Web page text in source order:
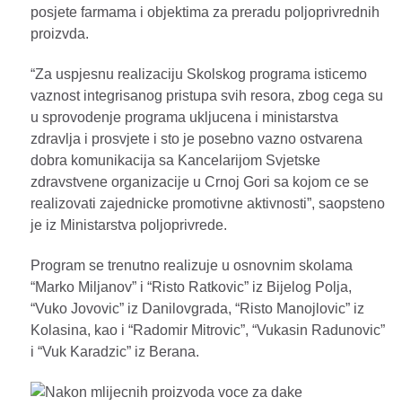
posjete farmama i objektima za preradu poljoprivrednih
proizvda.
“Za uspjesnu realizaciju Skolskog programa isticemo
vaznost integrisanog pristupa svih resora, zbog cega su
u sprovodenje programa ukljucena i ministarstva
zdravlja i prosvjete i sto je posebno vazno ostvarena
dobra komunikacija sa Kancelarijom Svjetske
zdravstvene organizacije u Crnoj Gori sa kojom ce se
realizovati zajednicke promotivne aktivnosti”, saopsteno
je iz Ministarstva poljoprivrede.
Program se trenutno realizuje u osnovnim skolama
“Marko Miljanov” i “Risto Ratkovic” iz Bijelog Polja,
“Vuko Jovovic” iz Danilovgrada, “Risto Manojlovic” iz
Kolasina, kao i “Radomir Mitrovic”, “Vukasin Radunovic”
i “Vuk Karadzic” iz Berana.